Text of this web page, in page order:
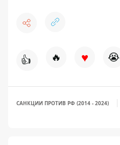
👍 🔥 ♥ 😭
САНКЦИИ ПРОТИВ РФ (2014 - 2024)